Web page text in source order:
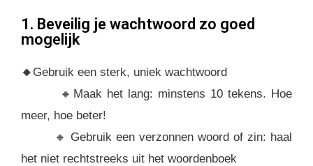
1. Beveilig je wachtwoord zo goed
mogelijk
🔸 Gebruik een sterk, uniek wachtwoord
🔸Maak het lang: minstens 10 tekens. Hoe
meer, hoe beter!
🔸 Gebruik een verzonnen woord of zin: haal
het niet rechtstreeks uit het woordenboek